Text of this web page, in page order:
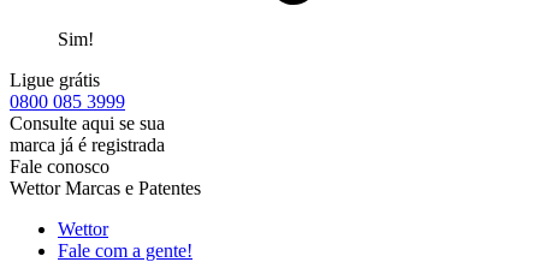
Sim!
Ligue grátis
0800 085 3999
Consulte aqui se sua
marca já é registrada
Fale conosco
Wettor Marcas e Patentes
Wettor
Fale com a gente!